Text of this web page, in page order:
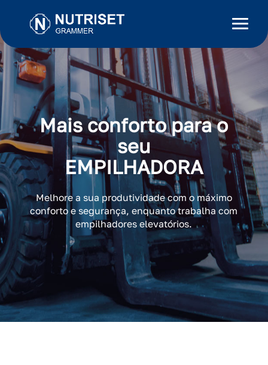
Mais conforto para o
seu
EMPILHADORA
Melhore a sua produtividade com o máximo
conforto e segurança, enquanto trabalha com
empilhadores elevatórios.